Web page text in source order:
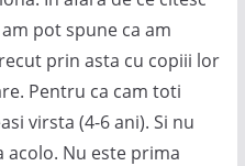
pot spune ca am
prin asta cu copiii lor
Pentru ca cam toti
virsta (4-6 ani). Si nu
acolo. Nu este prima